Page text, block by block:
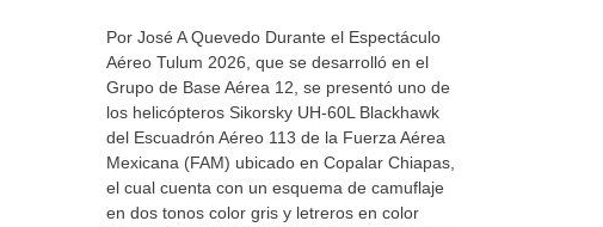
Por José A Quevedo Durante el Espectáculo
Aéreo Tulum 2026, que se desarrolló en el
Grupo de Base Aérea 12, se presentó uno de
los helicópteros Sikorsky UH-60L Blackhawk
del Escuadrón Aéreo 113 de la Fuerza Aérea
Mexicana (FAM) ubicado en Copalar Chiapas,
el cual cuenta con un esquema de camuflaje
en dos tonos color gris y letreros en color